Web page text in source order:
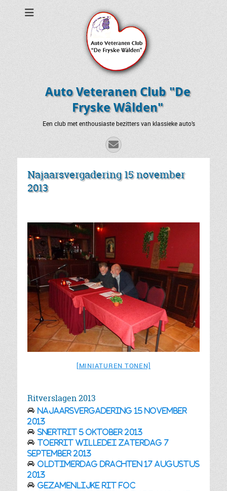
Auto Veteranen Club "De
Fryske Wâlden"
Een club met enthousiaste bezitters van klassieke auto’s
E-
mail
Najaarsvergadering 15 november
2013
[MINIATUREN TONEN]
Ritverslagen 2013
Najaarsvergadering 15 november
2013
Snertrit 5 oktober 2013
Toerrit Willedei Zaterdag 7
september 2013
Oldtimerdag Drachten 17 augustus
2013
Gezamenlijke rit FOC